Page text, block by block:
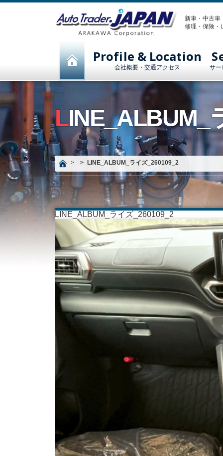
新車・中古
修理・保険・
Profile & Location
会社概要・交通アクセス サー
LINE_ALBUM_ライズ_260109_2
LINE_ALBUM_ライズ_260109_2